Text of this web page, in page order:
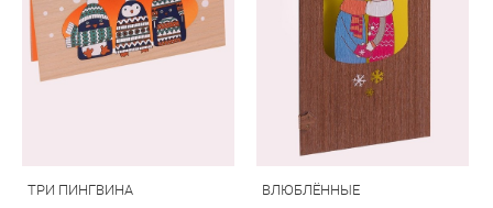
ТРИ ПИНГВИНА
ВЛЮБЛЁННЫЕ